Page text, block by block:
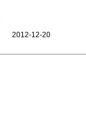
2012-12-20